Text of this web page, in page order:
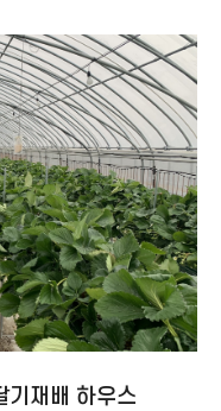
기재배 하우스